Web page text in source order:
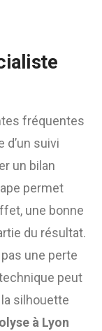
fréquentes
d’un suivi
un bilan
permet
une bonne
du résultat.
une perte
peut
silhouette
à Lyon